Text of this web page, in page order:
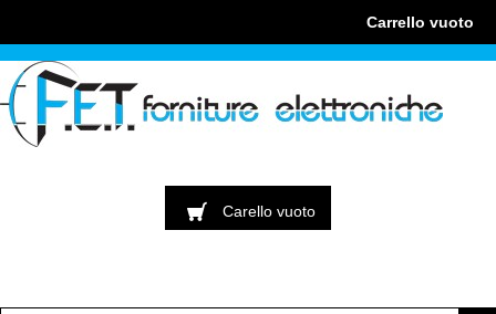
Carrello vuoto
Carello vuoto